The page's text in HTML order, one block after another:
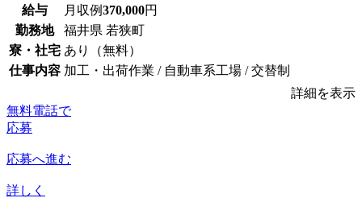
給与 月収例370,000円
勤務地
福井県 若狭町
寮・社宅 あり（無料）
仕事内容 加工・出荷作業 / 自動車系工場 / 交替制
詳細を表示
無料電話で
応募
応募へ進む
詳しく